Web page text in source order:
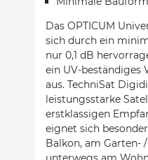
Das OPTICUM
sich durch ein
nur 0,1 dB
ein UV-beständiges
aus. TechniSat
leistungsstarke
erstklassigen
eignet sich
Balkon, am Garten-